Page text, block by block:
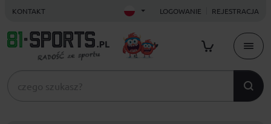
KONTAKT LOGOWANIE REJESTRACJA